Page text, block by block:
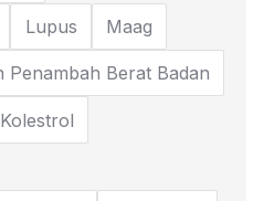
Lupus Maag
Penambah Berat Badan